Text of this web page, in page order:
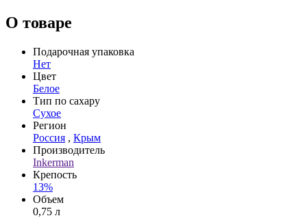
О товаре
Подарочная упаковка
Нет
Цвет
Белое
Тип по сахару
Сухое
Регион
Россия , Крым
Производитель
Inkerman
Крепость
13%
Объем
0,75 л